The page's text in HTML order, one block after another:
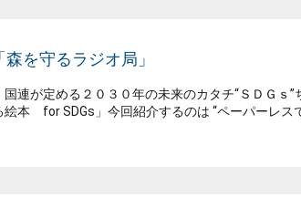
森を守るラジオ局」
連が定める２０３０年の未来のカタチ“ＳＤＧｓ
本 for SDGs」今回紹介するのは “ペーパーレス